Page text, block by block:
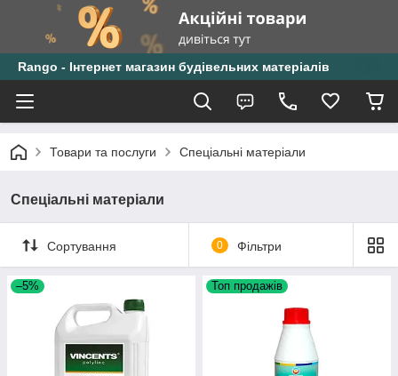
Rango - Інтернет магазин будівельних матеріалів
Товари та послуги Спеціальні матеріали
Спеціальні матеріали
Сортування 0 Фільтри
–5% Топ продажів